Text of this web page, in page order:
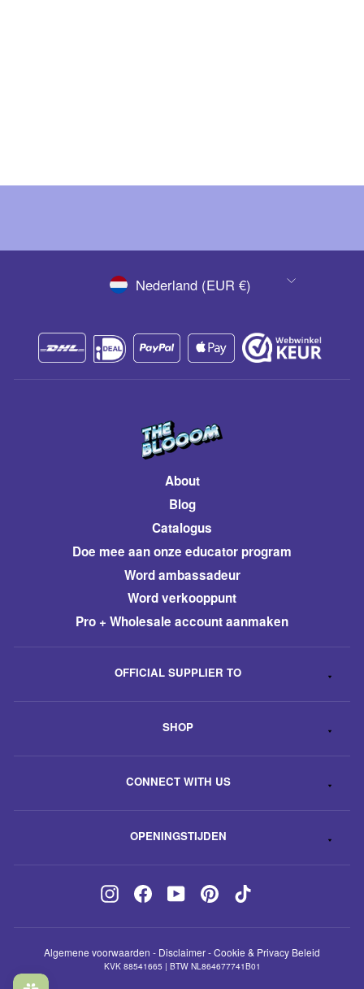
VALUTANederland (EUR €)
About
Blog
Catalogus
​Doe mee aan onze educator program
Word ambassadeur
​Word verkooppunt
Pro + Wholesale account aanmaken
OFFICIAL SUPPLIER TO
SHOP
CONNECT WITH US
OPENINGSTIJDEN
InstagramFacebook
YouTubePinterestTikTok
Algemene voorwaarden - Disclaimer-Cookie & Privacy Beleid
KVK 88541665 | BTW NL864677741B01